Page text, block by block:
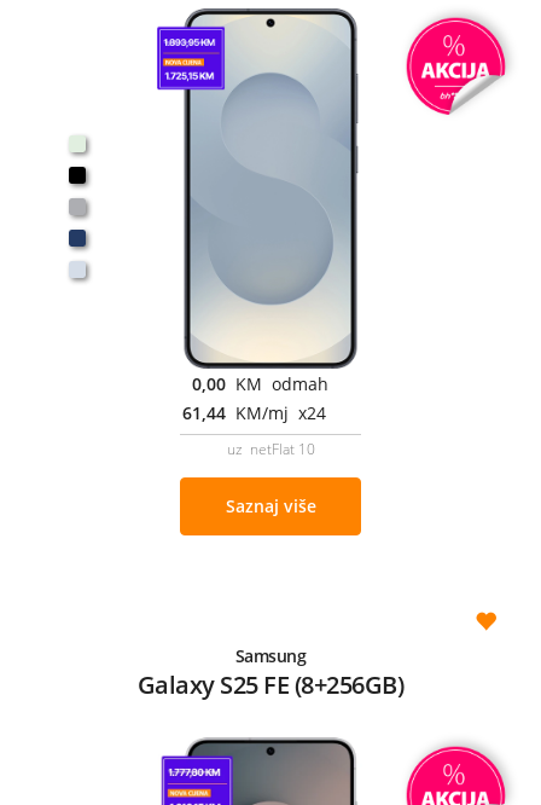
0,00 KM odmah
61,44 KM/mj x24
uz netFlat 10
Saznaj više
Samsung
Galaxy S25 FE (8+256GB)